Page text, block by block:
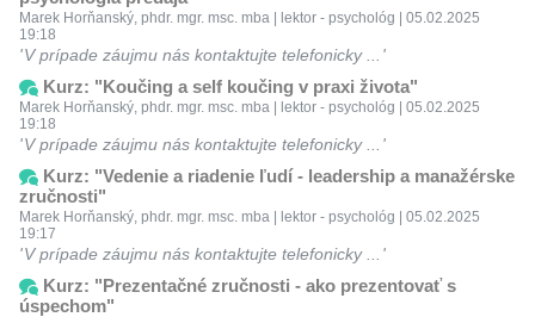
Marek Horňanský, phdr. mgr. msc. mba | lektor - psychológ | 05.02.2025
19:18
V prípade záujmu nás kontaktujte telefonicky ...
Kurz: "Koučing a self koučing v praxi života"
Marek Horňanský, phdr. mgr. msc. mba | lektor - psychológ | 05.02.2025
19:18
V prípade záujmu nás kontaktujte telefonicky ...
Kurz: "Vedenie a riadenie ľudí - leadership a manažérske
zručnosti"
Marek Horňanský, phdr. mgr. msc. mba | lektor - psychológ | 05.02.2025
19:17
V prípade záujmu nás kontaktujte telefonicky ...
Kurz: "Prezentačné zručnosti - ako prezentovať s
úspechom"